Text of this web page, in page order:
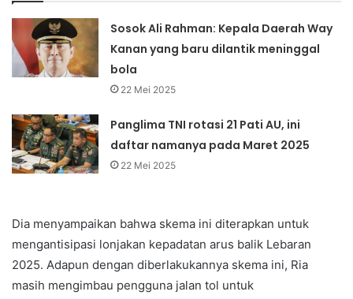
Sosok Ali Rahman: Kepala Daerah Way
Kanan yang baru dilantik meninggal
bola
22 Mei 2025
Panglima TNI rotasi 21 Pati AU, ini
daftar namanya pada Maret 2025
22 Mei 2025
Dia menyampaikan bahwa skema ini diterapkan untuk
mengantisipasi lonjakan kepadatan arus balik Lebaran
2025. Adapun dengan diberlakukannya skema ini, Ria
masih mengimbau pengguna jalan tol untuk